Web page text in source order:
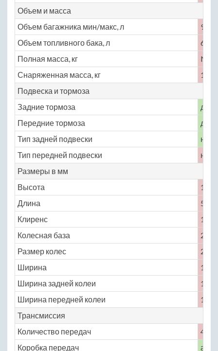
Объем и масса
Объем багажника мин/макс, л
900
Объем топливного бака, л
68
Полная масса, кг
No
Снаряженная масса, кг
1715
Подвеска и тормоза
Задние тормоза
Передние тормоза
Тип задней подвески
Тип передней подвески
Размеры в мм
Высота
1360
Длина
5265
Клиренс
160
Колесная база
2870
Размер колес
225
Ширина
1900
Ширина задней колеи
1530
Ширина передней колеи
1560
Трансмиссия
Количество передач
4
Коробка передач